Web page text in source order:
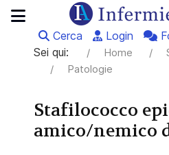
Cerca Login
Sei qui:
Home
Patologie
Stafilococco
amico/nemico